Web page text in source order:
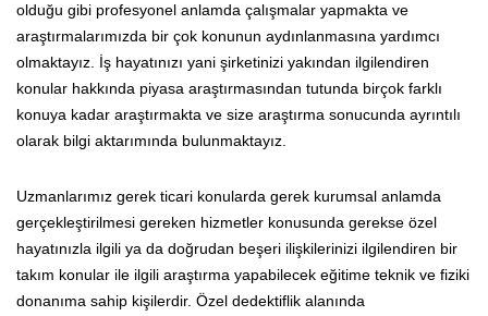
olduğu gibi profesyonel anlamda çalışmalar yapmakta ve
araştırmalarımızda bir çok konunun aydınlanmasına yardımcı
olmaktayız. İş hayatınızı yani şirketinizi yakından ilgilendiren
konular hakkında piyasa araştırmasından tutunda birçok farklı
konuya kadar araştırmakta ve size araştırma sonucunda ayrıntılı
olarak bilgi aktarımında bulunmaktayız.
Uzmanlarımız gerek ticari konularda gerek kurumsal anlamda
gerçekleştirilmesi gereken hizmetler konusunda gerekse özel
hayatınızla ilgili ya da doğrudan beşeri ilişkilerinizi ilgilendiren bir
takım konular ile ilgili araştırma yapabilecek eğitime teknik ve fiziki
donanıma sahip kişilerdir. Özel dedektiflik alanında